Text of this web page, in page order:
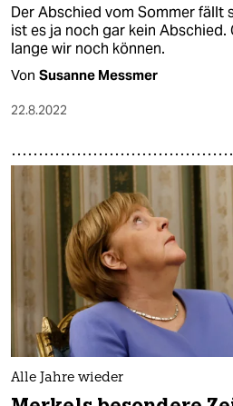
Der Abschied vom Sommer fällt
ist es ja noch gar kein Abschied.
lange wir noch können.
Von Susanne Messmer
22.8.2022
Alle Jahre wieder